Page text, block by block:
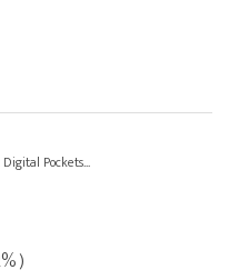
Pockets...
)